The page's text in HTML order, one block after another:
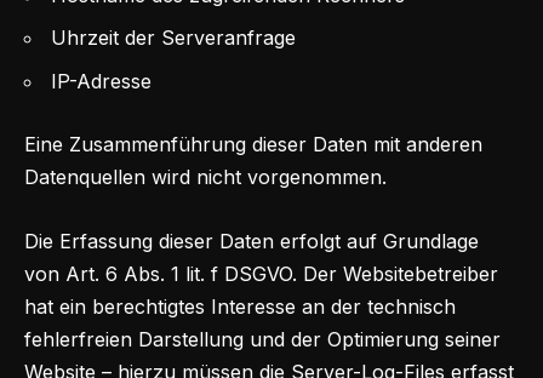
Uhrzeit der Serveranfrage
IP-Adresse
Eine Zusammenführung dieser Daten mit anderen
Datenquellen wird nicht vorgenommen.
Die Erfassung dieser Daten erfolgt auf Grundlage
von Art. 6 Abs. 1 lit. f DSGVO. Der Websitebetreiber
hat ein berechtigtes Interesse an der technisch
fehlerfreien Darstellung und der Optimierung seiner
Website – hierzu müssen die Server-Log-Files erfasst